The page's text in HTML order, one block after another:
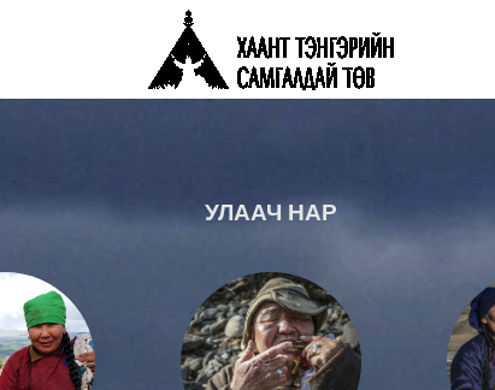
УЛААЧ НАР